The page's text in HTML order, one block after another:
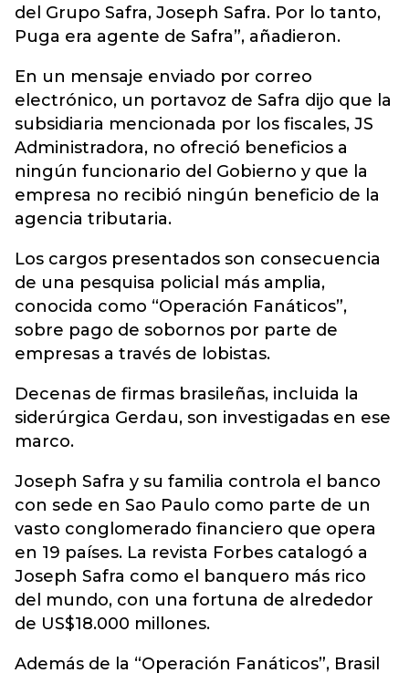
del Grupo Safra, Joseph Safra. Por lo tanto,
Puga era agente de Safra”, añadieron.
En un mensaje enviado por correo
electrónico, un portavoz de Safra dijo que la
subsidiaria mencionada por los fiscales, JS
Administradora, no ofreció beneficios a
ningún funcionario del Gobierno y que la
empresa no recibió ningún beneficio de la
agencia tributaria.
Los cargos presentados son consecuencia
de una pesquisa policial más amplia,
conocida como “Operación Fanáticos”,
sobre pago de sobornos por parte de
empresas a través de lobistas.
Decenas de firmas brasileñas, incluida la
siderúrgica Gerdau, son investigadas en ese
marco.
Joseph Safra y su familia controla el banco
con sede en Sao Paulo como parte de un
vasto conglomerado financiero que opera
en 19 países. La revista Forbes catalogó a
Joseph Safra como el banquero más rico
del mundo, con una fortuna de alrededor
de US$18.000 millones.
Además de la “Operación Fanáticos”, Brasil